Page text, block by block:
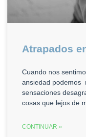
Atrapados
Cuando nos
ansiedad podemos
sensaciones
cosas que lejos de
CONTINUAR »